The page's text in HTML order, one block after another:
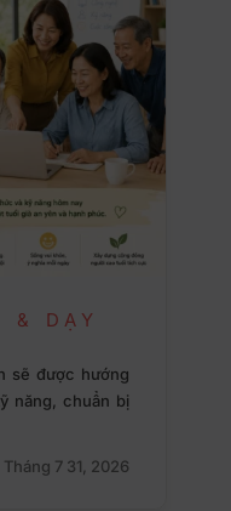
& DẠY
sẽ được hướng
năng, chuẩn bị
Tháng 7 31, 2026